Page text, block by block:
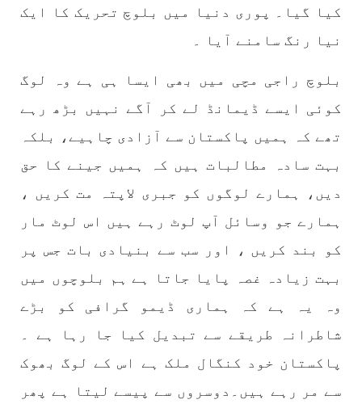
کیا گیا۔ پوری دنیا میں بلوچ تحریک کا ایک
نیا رنگ سامنے آیا ۔
بلوچ راجی مچی میں بھی ایسا ہی ہے وہ لوگ
کوئی ایسے ڈیمانڈ لے کر آگے نہیں بڑھ رہے
تھے کہ ہمیں پاکستان سے آزادی چاہیے، بلکہ
بہت سادہ مطالبات ہیں کہ ہمیں جینے کا حق
دیں، ہمارے لوگوں کو جبری لاپتہ مت کریں ،
ہمارے جو وسائل آپ لوٹ رہے ہیں اس لوٹ مار
کو بند کریں ، اور سب سے بنیادی بات جس پر
بہت زیادہ غصہ پایا جاتا ہے ہم بلوچوں میں
وہ یہ ہے کہ ہماری ڈیمو گرافی کو بڑے
شاطرانہ طریقے سے تبدیل کیا جا رہا ہے ۔
پاکستان خود کنگال ملک ہے اس کے لوگ بھوک
سے مر رہے ہیں۔دوسروں سے پیسے لیتا ہے پھر